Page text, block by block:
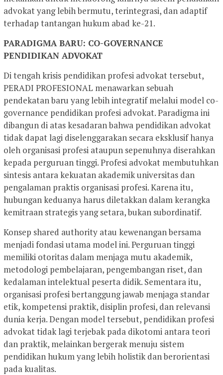
advokat yang lebih bermutu, terintegrasi, dan adaptif
terhadap tantangan hukum abad ke-21.
PARADIGMA BARU: CO-GOVERNANCE
PENDIDIKAN ADVOKAT
Di tengah krisis pendidikan profesi advokat tersebut,
PERADI PROFESIONAL menawarkan sebuah
pendekatan baru yang lebih integratif melalui model co-
governance pendidikan profesi advokat. Paradigma ini
dibangun di atas kesadaran bahwa pendidikan advokat
tidak dapat lagi diselenggarakan secara eksklusif hanya
oleh organisasi profesi ataupun sepenuhnya diserahkan
kepada perguruan tinggi. Profesi advokat membutuhkan
sintesis antara kekuatan akademik universitas dan
pengalaman praktis organisasi profesi. Karena itu,
hubungan keduanya harus diletakkan dalam kerangka
kemitraan strategis yang setara, bukan subordinatif.
Konsep shared authority atau kewenangan bersama
menjadi fondasi utama model ini. Perguruan tinggi
memiliki otoritas dalam menjaga mutu akademik,
metodologi pembelajaran, pengembangan riset, dan
kedalaman intelektual peserta didik. Sementara itu,
organisasi profesi bertanggung jawab menjaga standar
etik, kompetensi praktik, disiplin profesi, dan relevansi
dunia kerja. Dengan model tersebut, pendidikan profesi
advokat tidak lagi terjebak pada dikotomi antara teori
dan praktik, melainkan bergerak menuju sistem
pendidikan hukum yang lebih holistik dan berorientasi
pada kualitas.